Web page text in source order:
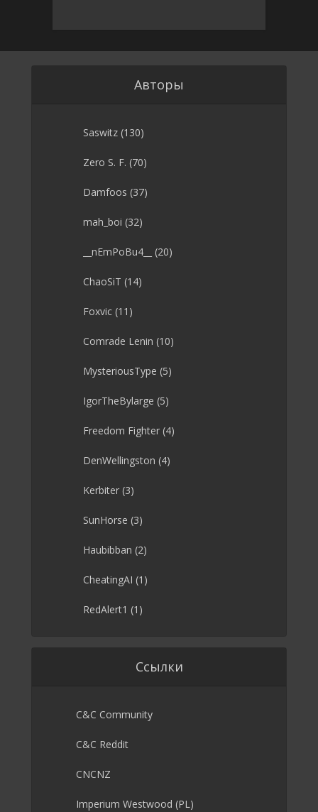
Авторы
Saswitz (130)
Zero S. F. (70)
Damfoos (37)
mah_boi (32)
__nEmPoBu4__ (20)
ChaoSiT (14)
Foxvic (11)
Comrade Lenin (10)
MysteriousType (5)
IgorTheBylarge (5)
Freedom Fighter (4)
DenWellingston (4)
Kerbiter (3)
SunHorse (3)
Haubibban (2)
CheatingAI (1)
RedAlert1 (1)
Ссылки
C&C Community
C&C Reddit
CNCNZ
Imperium Westwood (PL)